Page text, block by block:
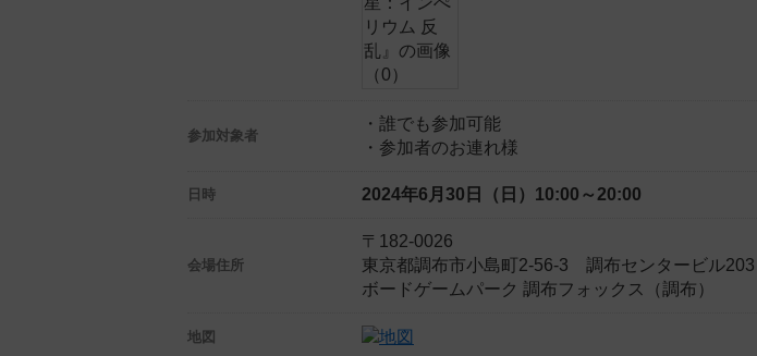
参加対象者
・誰でも参加可能
・参加者のお連れ様
日時 2024年6月30日（日） 10:00～20:00
会場住所
〒182-0026
東京都調布市小島町2-56-3 調布センタービル203
ボードゲームパーク 調布フォックス（調布）
地図